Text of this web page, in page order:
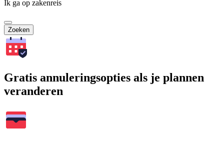
Ik ga op zakenreis
Zoeken
Gratis annuleringsopties als je plannen
veranderen